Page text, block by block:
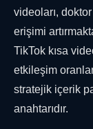
videoları,
erişimi
TikTok kısa
etkileşim
stratejik içerik
anahtarıdır.